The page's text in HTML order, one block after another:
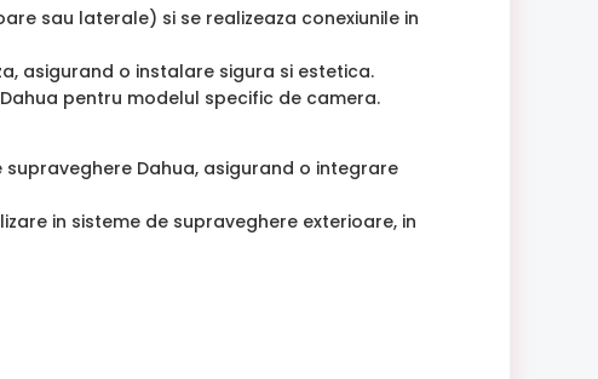
sau laterale) si se realizeaza conexiunile in
asigurand o instalare sigura si estetica.
pentru modelul specific de camera.
Dahua, asigurand o integrare
in sisteme de supraveghere exterioare, in